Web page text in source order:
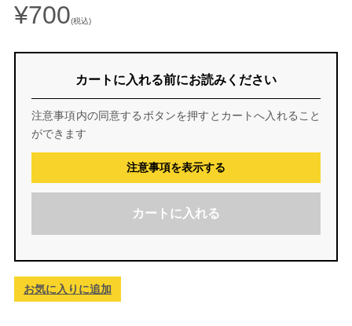
¥700(税込)
カートに入れる前にお読みください
注意事項内の同意するボタンを押すとカートへ入れること
ができます
注意事項を表示する
カートに入れる
お気に入りに追加